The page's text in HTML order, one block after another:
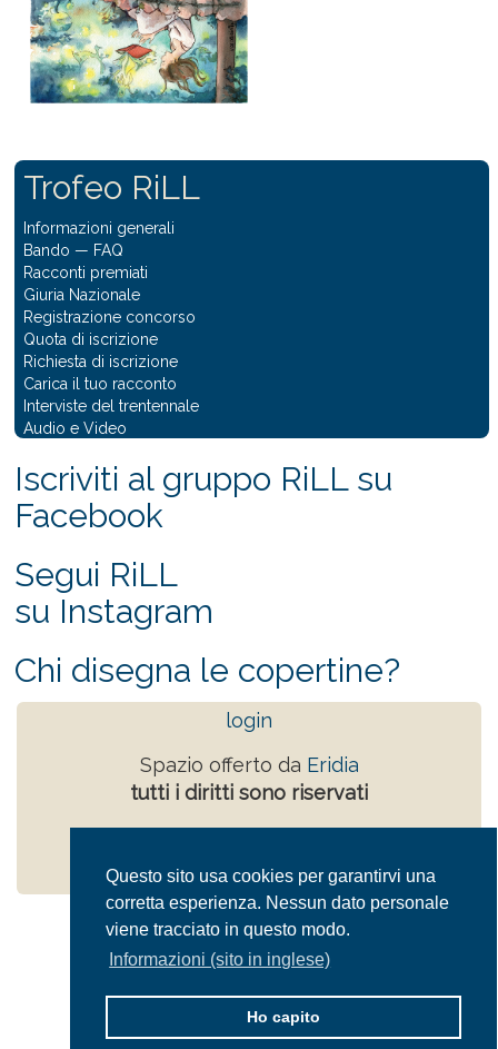
Questo sito usa cookies per garantirvi una
corretta esperienza. Nessun dato personale
viene tracciato in questo modo.
Informazioni (sito in inglese)
Ho capito
Trofeo RiLL
Informazioni generali
Bando — FAQ
Racconti premiati
Giuria Nazionale
Registrazione concorso
Quota di iscrizione
Richiesta di iscrizione
Carica il tuo racconto
Interviste del trentennale
Audio e Video
Iscriviti al gruppo RiLL su
Facebook
Segui RiLL
su Instagram
Chi disegna le copertine?
login
Spazio offerto da Eridia
tutti i diritti sono riservati